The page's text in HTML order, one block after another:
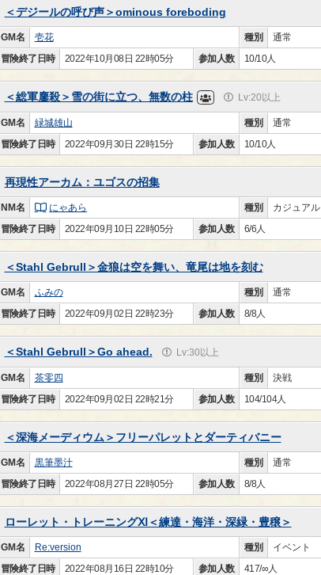
＜デジールの呼び声＞ominous foreboding
GM名 壱花 種別 通常
冒険終了日時
2022年10月08日 22時05分 参加人数 10/10人
＜総軍鏖殺＞雪の街に立つ、無数の柱 Lv:20以上
GM名 緑城雄山 種別 通常
冒険終了日時
2022年09月30日 22時15分 参加人数 10/10人
再現性アーカム：ユゴスの招集
NM名 にゃあら 種別 カジュアル
冒険終了日時
2022年09月10日 22時05分 参加人数 6/6人
＜Stahl Gebrull＞金狼は空を舞い、竜尾は地を刻む
GM名 ふみの 種別 通常
冒険終了日時
2022年09月02日 22時23分 参加人数 8/8人
＜Stahl Gebrull＞Go ahead. Lv:30以上
GM名 茶零四 種別 決戦
冒険終了日時
2022年09月02日 22時21分 参加人数 104/104人
＜深海メーディウム＞フリーパレットとダーティバニー
GM名 黒筆墨汁 種別 通常
冒険終了日時
2022年08月27日 22時05分 参加人数 8/8人
ローレット・トレーニングⅪ＜練達・海洋・深緑・豊穣＞
GM名 Re:version 種別 イベント
冒険終了日時
2022年08月16日 22時10分 参加人数 417/∞人